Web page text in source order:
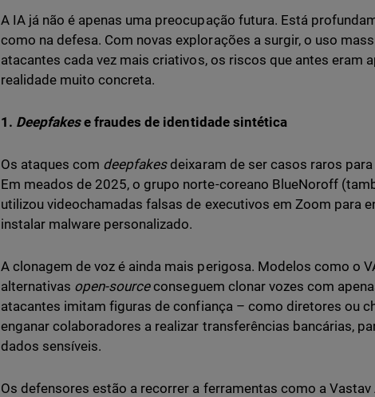
A IA já não é apenas uma preocupação futura. Está
como na defesa. Com novas explorações a surgir, o uso
atacantes cada vez mais criativos, os riscos que antes eram
realidade muito concreta.
1. Deepfakese fraudes de identidade sintética
Os ataques com deepfakesdeixaram de ser casos raros
Em meados de 2025, o grupo norte-coreano BlueNoroff
utilizou videochamadas falsas de executivos em Zoom para
instalar malware personalizado.
A clonagem de voz é ainda mais perigosa. Modelos como o
alternativas open-sourceconseguem clonar vozes com
atacantes imitam figuras de confiança – como diretores ou
enganar colaboradores a realizar transferências bancárias,
dados sensíveis.
Os defensores estão a recorrer a ferramentas como a